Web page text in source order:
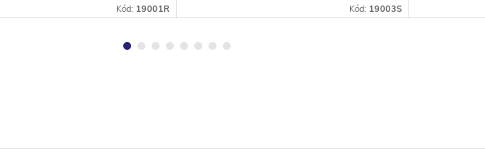
Kód: 19001R Kód: 19003S